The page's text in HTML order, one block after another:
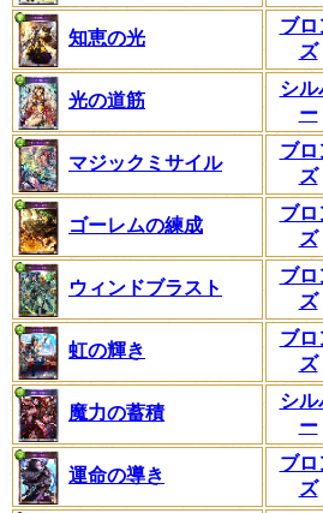
知恵の光
ブロ
ズ
光の道筋
シル
ー
マジックミサイル
ブロ
ズ
ゴーレムの練成
ブロ
ズ
ウィンドブラスト
ブロ
ズ
虹の輝き
ブロ
ズ
魔力の蓄積
シル
ー
運命の導き
ブロ
ズ